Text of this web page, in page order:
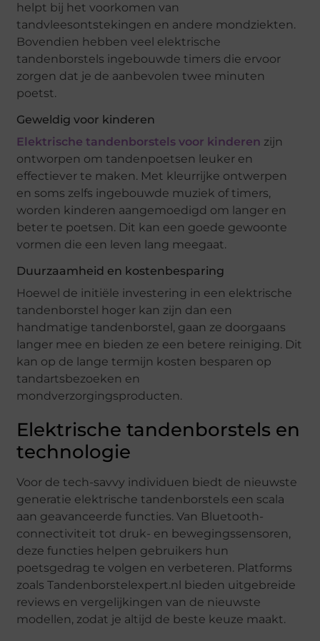
helpt bij het voorkomen van
tandvleesontstekingen en andere mondziekten.
Bovendien hebben veel elektrische
tandenborstels ingebouwde timers die ervoor
zorgen dat je de aanbevolen twee minuten
poetst.
Geweldig voor kinderen
Elektrische tandenborstels voor kinderen zijn
ontworpen om tandenpoetsen leuker en
effectiever te maken. Met kleurrijke ontwerpen
en soms zelfs ingebouwde muziek of timers,
worden kinderen aangemoedigd om langer en
beter te poetsen. Dit kan een goede gewoonte
vormen die een leven lang meegaat.
Duurzaamheid en kostenbesparing
Hoewel de initiële investering in een elektrische
tandenborstel hoger kan zijn dan een
handmatige tandenborstel, gaan ze doorgaans
langer mee en bieden ze een betere reiniging. Dit
kan op de lange termijn kosten besparen op
tandartsbezoeken en
mondverzorgingsproducten.
Elektrische tandenborstels en
technologie
Voor de tech-savvy individuen biedt de nieuwste
generatie elektrische tandenborstels een scala
aan geavanceerde functies. Van Bluetooth-
connectiviteit tot druk- en bewegingssensoren,
deze functies helpen gebruikers hun
poetsgedrag te volgen en verbeteren. Platforms
zoals Tandenborstelexpert.nl bieden uitgebreide
reviews en vergelijkingen van de nieuwste
modellen, zodat je altijd de beste keuze maakt.